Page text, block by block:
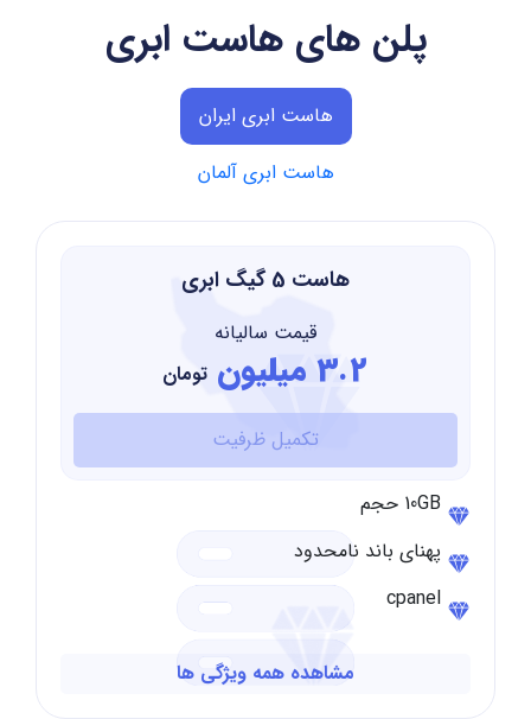
پلن های هاست ابری
هاست ابری ایران
هاست ابری آلمان
هاست 5 گیگ ابری
قیمت سالیانه
3.2 میلیون تومان
تکمیل ظرفیت
10GB حجم
پهنای باند نامحدود
cpanel
مشاهده همه ویژگی ها